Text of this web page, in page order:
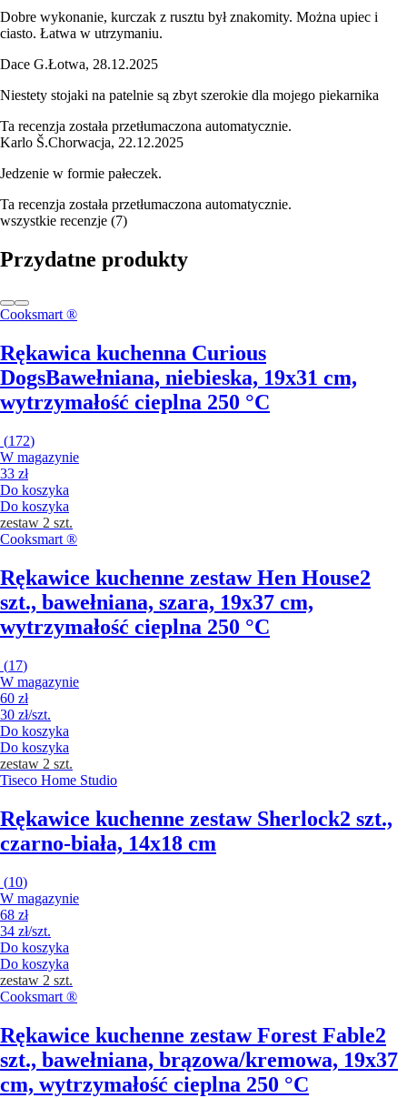
Dobre wykonanie, kurczak z rusztu był znakomity. Można upiec i
ciasto. Łatwa w utrzymaniu.
Dace G.Łotwa, 28.12.2025
Niestety stojaki na patelnie są zbyt szerokie dla mojego piekarnika
Ta recenzja została przetłumaczona automatycznie.
Karlo Š.Chorwacja, 22.12.2025
Jedzenie w formie pałeczek.
Ta recenzja została przetłumaczona automatycznie.
wszystkie recenzje (7)
Przydatne produkty
Cooksmart ®
Rękawica kuchenna Curious
DogsBawełniana, niebieska, 19x31 cm,
wytrzymałość cieplna 250 °C
(172)
W magazynie
33 zł
Do koszyka
Do koszyka
zestaw 2 szt.
Cooksmart ®
Rękawice kuchenne zestaw Hen House2
szt., bawełniana, szara, 19x37 cm,
wytrzymałość cieplna 250 °C
(17)
W magazynie
60 zł
30 zł/szt.
Do koszyka
Do koszyka
zestaw 2 szt.
Tiseco Home Studio
Rękawice kuchenne zestaw Sherlock2 szt.,
czarno-biała, 14x18 cm
(10)
W magazynie
68 zł
34 zł/szt.
Do koszyka
Do koszyka
zestaw 2 szt.
Cooksmart ®
Rękawice kuchenne zestaw Forest Fable2
szt., bawełniana, brązowa/kremowa, 19x37
cm, wytrzymałość cieplna 250 °C